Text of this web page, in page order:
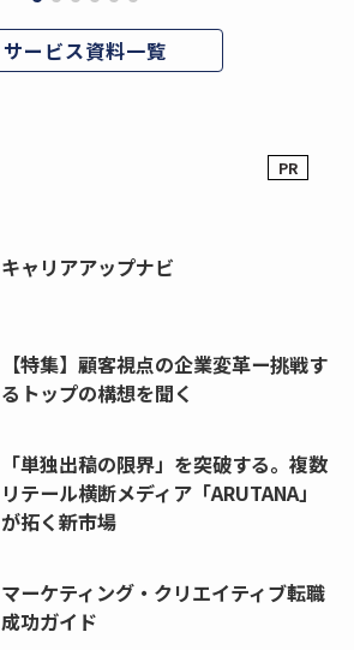
サービス資料一覧
キャリアアップナビ
【特集】顧客視点の企業変革ー挑戦す
るトップの構想を聞く
「単独出稿の限界」を突破する。複数
リテール横断メディア「ARUTANA」
が拓く新市場
マーケティング・クリエイティブ転職
成功ガイド